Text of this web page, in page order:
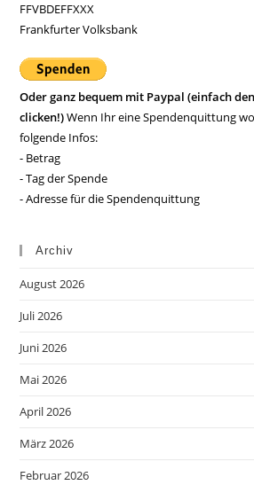
FFVBDEFFXXX
Frankfurter Volksbank
Oder ganz bequem mit Paypal (einfach
clicken!)Wenn Ihr eine Spendenquittung
folgende Infos:
- Betrag
- Tag der Spende
- Adresse für die Spendenquittung
Archiv
August 2026
Juli 2026
Juni 2026
Mai 2026
April 2026
März 2026
Februar 2026